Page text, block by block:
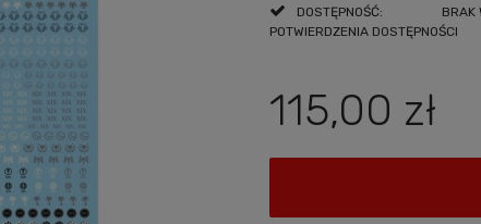
DOSTĘPNOŚĆ:
BRAK
POTWIERDZENIA DOSTĘPNOŚCI
115,00 zł